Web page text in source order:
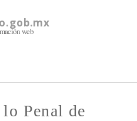
web
lo Penal de